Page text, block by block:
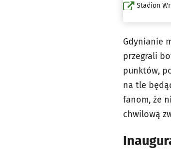
Stadion
Gdynianie
przegrali
punktów,
na tle
fanom, że
chwilową